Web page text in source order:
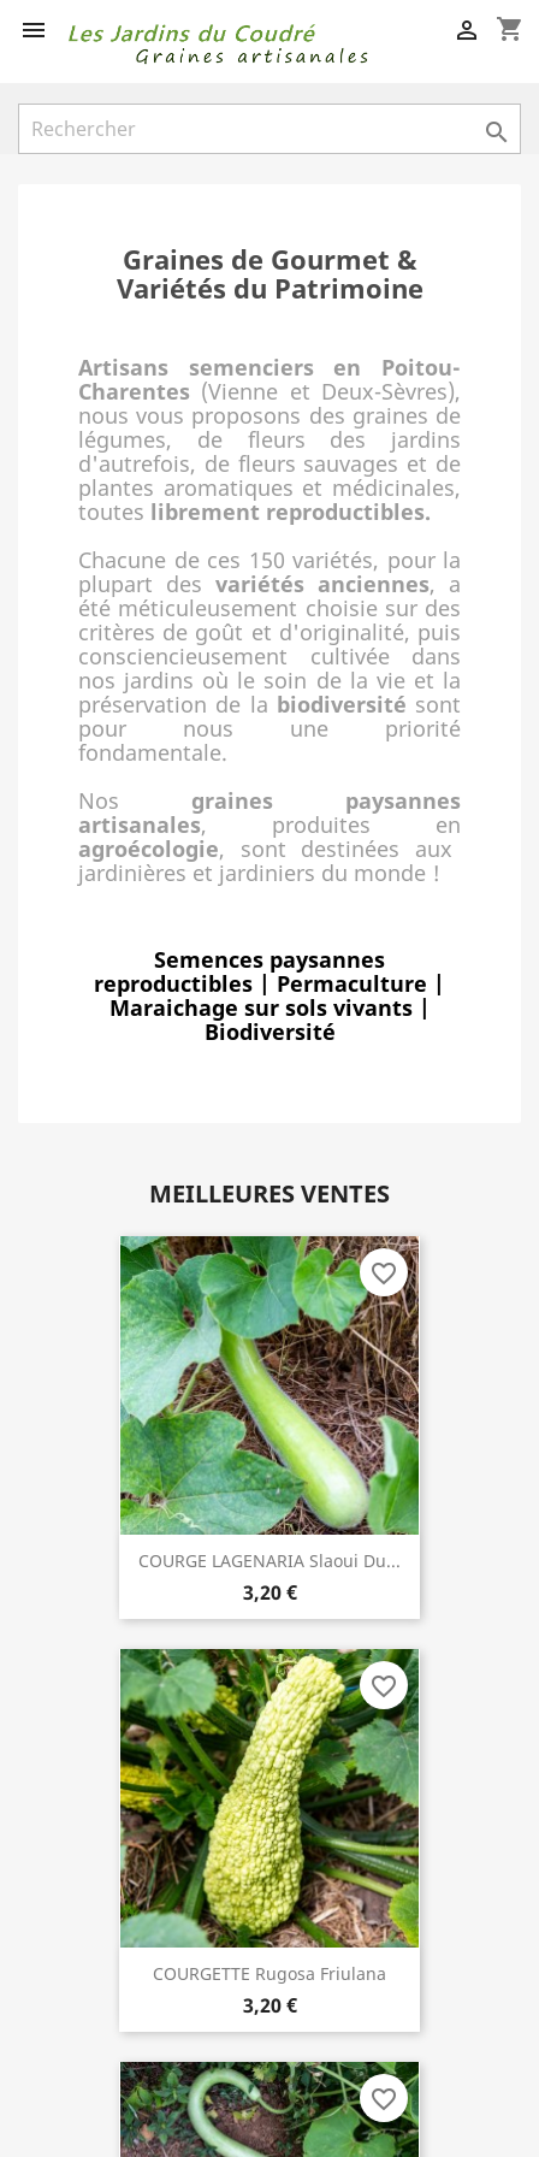
 shopping_cart


Graines de Gourmet &
Variétés du Patrimoine
Artisans semenciers en Poitou-
Charentes (Vienne et Deux-Sèvres),
nous vous proposons des graines de
légumes, de fleurs des jardins
d'autrefois, de fleurs sauvages et de
plantes aromatiques et médicinales,
toutes librement reproductibles.
Chacune de ces 150 variétés, pour la
plupart des variétés anciennes, a
été méticuleusement choisie sur des
critères de goût et d'originalité, puis
consciencieusement cultivée dans
nos jardins où le soin de la vie et la
préservation de la biodiversité sont
pour nous une priorité
fondamentale.
Nos graines paysannes
artisanales, produites en
agroécologie, sont destinées aux
jardinières et jardiniers du monde !
Semences paysannes
reproductibles | Permaculture |
Maraichage sur sols vivants |
Biodiversité
MEILLEURES VENTES
COURGE LAGENARIA Slaoui Du...
3,20 €
favorite_border
COURGETTE Rugosa Friulana
3,20 €
favorite_border
favorite_border